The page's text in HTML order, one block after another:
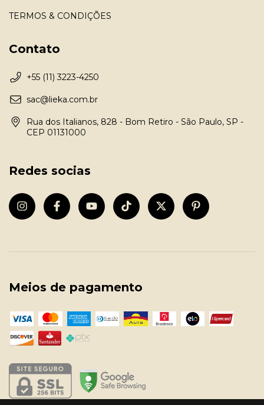
TERMOS & CONDIÇÕES
Contato
+55 (11) 3223-4250
sac@lieka.com.br
Rua dos Italianos, 828 - Bom Retiro - São Paulo, SP -
CEP 01131000
Redes socias
Meios de pagamento